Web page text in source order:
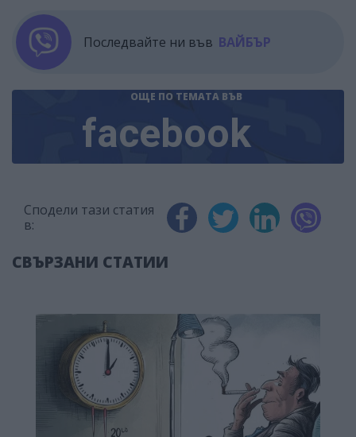
Последвайте ни във ВАЙБЪР
ОЩЕ ПО ТЕМАТА ВЪВ
facebook
Сподели тази статия
в:
СВЪРЗАНИ СТАТИИ